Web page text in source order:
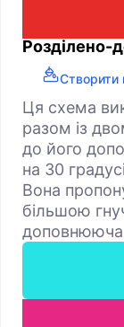
Розділено-
Створити
Ця схема
разом із
до його
на 30
Вона
більшою
доповнююча